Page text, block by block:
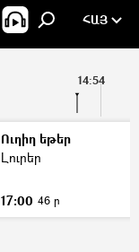
ՀԱՅ
14:54
Ուղիղ եթեր
Լուրեր
17:00 46 ր